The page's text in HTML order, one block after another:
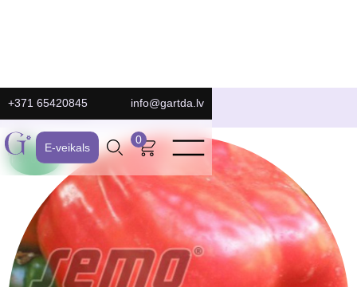
+371 65420845 info@gartda.lv
E-veikals
0
E-Veikals
POPULĀRS